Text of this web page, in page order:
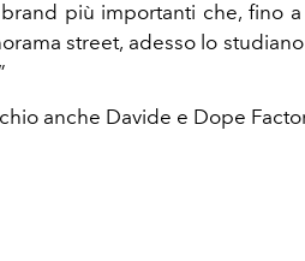
più importanti che, fino
street, adesso lo
anche Davide e Dope